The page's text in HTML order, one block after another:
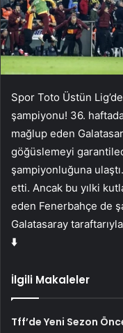
Spor Toto Üstün
şampiyonu! 36.
mağlup eden
göğüslemeyi
şampiyonluğuna
etti. Ancak bu yılki
eden Fenerbahçe de
Galatasaray
⬇️
İlgili Makaleler
Tff’de Yeni Sezon